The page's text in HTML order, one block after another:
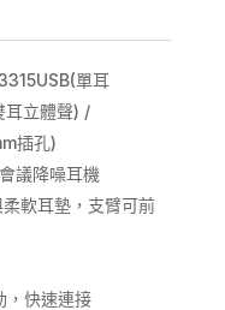
單耳
立體聲) /
插孔)
議降噪耳機
軟耳墊，支臂可前
，快速連接